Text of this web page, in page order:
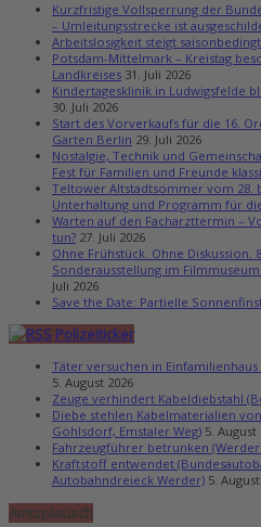
Kurzfristige Vollsperrung der
– Umleitungsstrecke ist
Arbeitslosigkeit steigt
Potsdam-Mittelmark – Kreistag
Landkreises 31. Juli 2026
Kindertagesklinik in Ludwigsfelde
30. Juli 2026
Start des Vorverkaufs für die 16.
Garten Berlin 29. Juli 2026
Nostalgie, Technik und
Fest für Familien und Freunde
Teltower Altstadtsommer vom 28.
Unterhaltung und Programm für
Warten auf den Facharzttermin –
tun? 27. Juli 2026
Ohne Frühstück. Ohne Diskussion.
Sonderausstellung im Filmmuseum
Juli 2026
Save the Date: Partielle
Polizeiticker
Täter versuchen in
5. August 2026
Zeuge verhindert Kabeldiebstahl
Diebe stehlen Kabelmaterialien
Göhlsdorf, Emstaler Weg) 5. August
Fahrzeugführer betrunken (Werder
Kraftstoff entwendet
Autobahndreieck Werder) 5.
Amtsplausch